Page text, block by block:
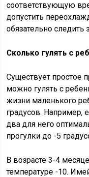
соответствующую
допустить
обязательно
Сколько гулять с
Существует простое
можно гулять с
жизни маленького
градусов. Например,
два для него
прогулки до -5
В возрасте 3-4
температуре -10.